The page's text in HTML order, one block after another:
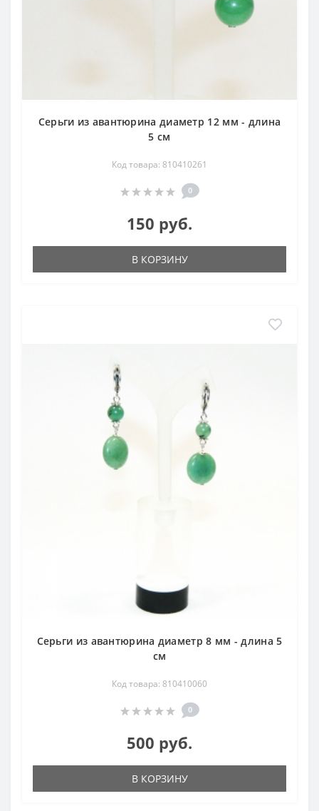
Серьги из авантюрина диаметр 12 мм - длина
5 см
Код товара: 810410261
0
150 руб.
В КОРЗИНУ
Серьги из авантюрина диаметр 8 мм - длина 5
см
Код товара: 810410060
0
500 руб.
В КОРЗИНУ